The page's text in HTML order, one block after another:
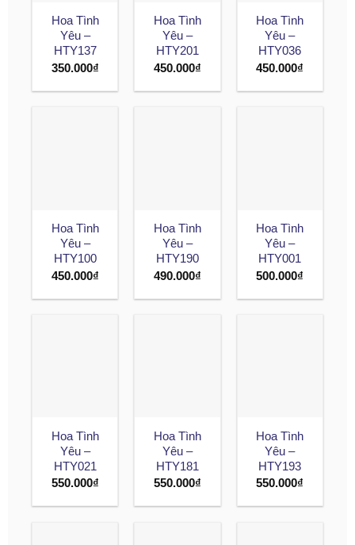
Hoa Tình
Yêu –
HTY137
350.000₫
Hoa Tình
Yêu –
HTY201
450.000₫
Hoa Tình
Yêu –
HTY036
450.000₫
Hoa Tình
Yêu –
HTY100
450.000₫
Hoa Tình
Yêu –
HTY190
490.000₫
Hoa Tình
Yêu –
HTY001
500.000₫
Hoa Tình
Yêu –
HTY021
550.000₫
Hoa Tình
Yêu –
HTY181
550.000₫
Hoa Tình
Yêu –
HTY193
550.000₫